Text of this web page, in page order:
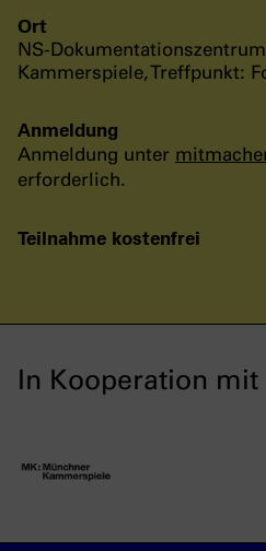
Ort
NS-
Kammerspiele, Treffpunkt:
Anmeldung
Anmeldung unter
erforderlich.
Teilnahme kostenfrei
In Kooperation mit